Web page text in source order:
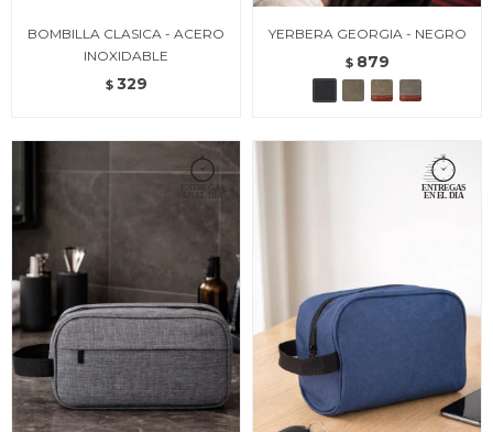
BOMBILLA CLASICA - ACERO
INOXIDABLE
$ 329
YERBERA GEORGIA - NEGRO
$ 879